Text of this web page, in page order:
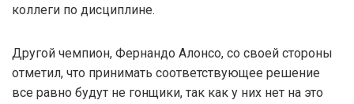
коллеги по дисциплине.
Другой чемпион, Фернандо Алонсо, со своей стороны
отметил, что принимать соответствующее решение
все равно будут не гонщики, так как у них нет на это